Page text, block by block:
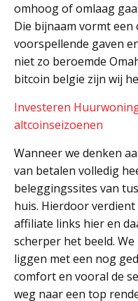
omhoog of omlaag
Die bijnaam vormt een
voorspellende gaven
niet zo beroemde
bitcoin belgie zijn wij
Investeren
altcoinseizoenen
Wanneer we denken
van betalen volledig
beleggingssites van
huis. Hierdoor
affiliate links hier en
scherper het beeld.
liggen met een nog
comfort en vooral de
weg naar een top